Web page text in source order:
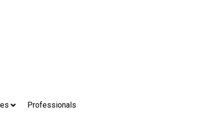
Professionals